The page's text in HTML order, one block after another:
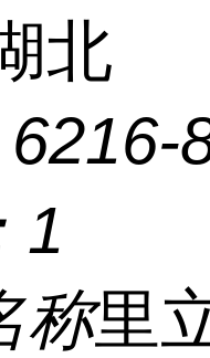
北
6216-
1
称里